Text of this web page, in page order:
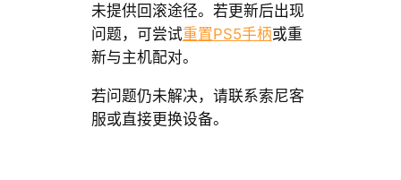
未提供回滚途径。若更新后出现
问题，可尝试重置PS5手柄或重
新与主机配对。
若问题仍未解决，请联系索尼客
服或直接更换设备。